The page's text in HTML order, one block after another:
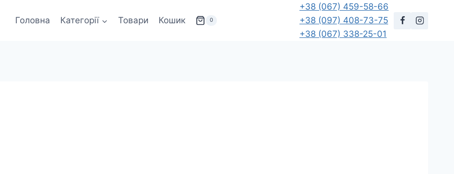
Головна Категорії Товари Кошик 0
+38 (067) 459-58-66
+38 (097) 408-73-75
+38 (067) 338-25-01